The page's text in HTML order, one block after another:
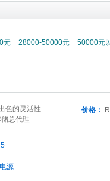
元 28000-50000元 50000元
价格：
色的灵活性
总代理
源